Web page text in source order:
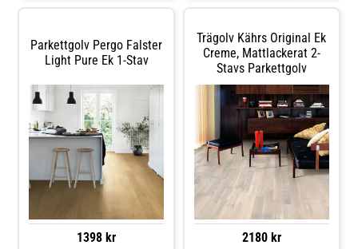
Parkettgolv Pergo Falster
Light Pure Ek 1-Stav
1398 kr
Trägolv Kährs Original Ek
Creme, Mattlackerat 2-
Stavs Parkettgolv
2180 kr